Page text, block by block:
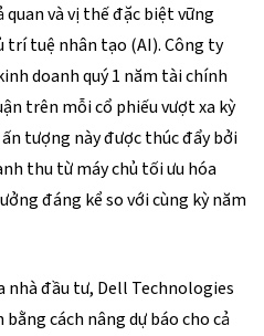
và vị thế đặc biệt vững
tuệ nhân tạo (AI). Công ty
doanh quý 1 năm tài chính
trên mỗi cổ phiếu vượt xa kỳ
tượng này được thúc đẩy bởi
thu từ máy chủ tối ưu hóa
đáng kể so với cùng kỳ năm
nhà đầu tư, Dell Technologies
cách nâng dự báo cho cả